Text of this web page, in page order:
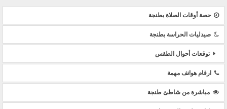
حصة أوقات الصلاة بطنجة
صيدليات الحراسة بطنجة
توقعات أحوال الطقس
ارقام هواتف مهمة
مباشرة من شاطئ طنجة